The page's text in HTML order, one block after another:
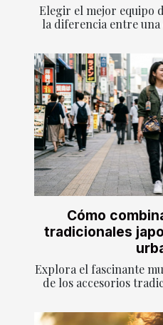
Elegir el mejor equipo
la diferencia entre una
Cómo
tradicionales
Explora el fascinante
de los accesorios